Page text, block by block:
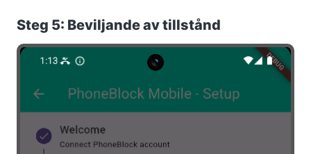
Steg 5: Beviljande av tillstånd